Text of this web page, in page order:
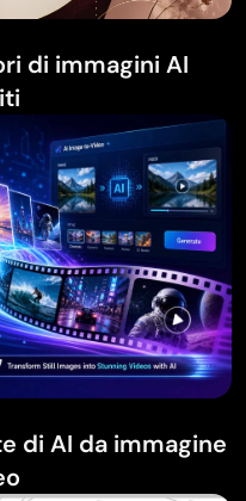
di immagini AI
di AI da immagine